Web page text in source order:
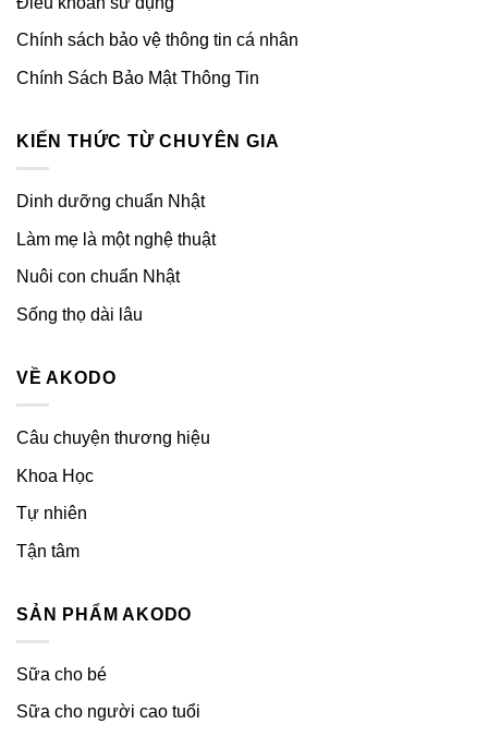
Chính sách bảo vệ thông tin cá nhân
Chính Sách Bảo Mật Thông Tin
KIẾN THỨC TỪ CHUYÊN GIA
Dinh dưỡng chuẩn Nhật
Làm mẹ là một nghệ thuật
Nuôi con chuẩn Nhật
Sống thọ dài lâu
VỀ AKODO
Câu chuyện thương hiệu
Khoa Học
Tự nhiên
Tận tâm
SẢN PHẨM AKODO
Sữa cho bé
Sữa cho người cao tuổi